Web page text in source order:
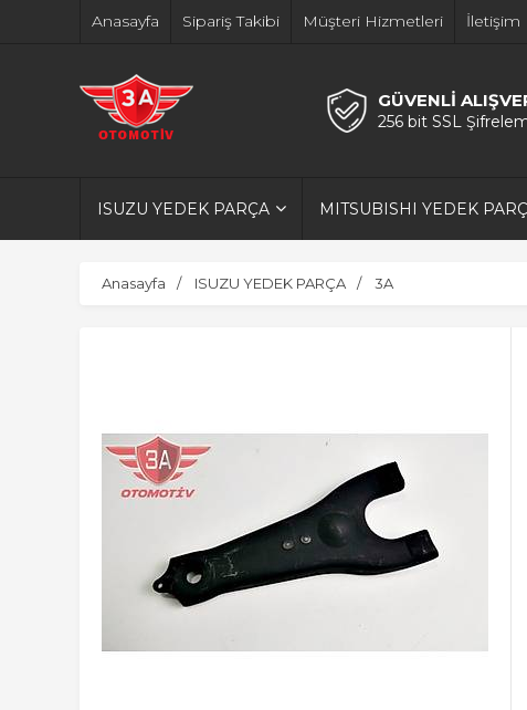
Anasayfa Sipariş Takibi Müşteri Hizmetleri İletişim
GÜVENLİ
256 bit SSL
ISUZU YEDEK PARÇA MITSUBISHI YEDEK
Anasayfa ISUZU YEDEK PARÇA 3A